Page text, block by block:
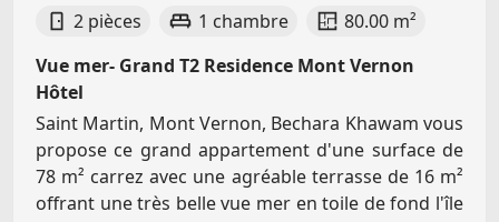
2 pièces 1 chambre
80.00 m²
Vue mer- Grand T2 Residence Mont Vernon
Hôtel
Saint Martin, Mont Vernon, Bechara Khawam vous
propose ce grand appartement d'une surface de
78 m² carrez avec une agréable terrasse de 16 m²
offrant une très belle vue mer en toile de fond l'île